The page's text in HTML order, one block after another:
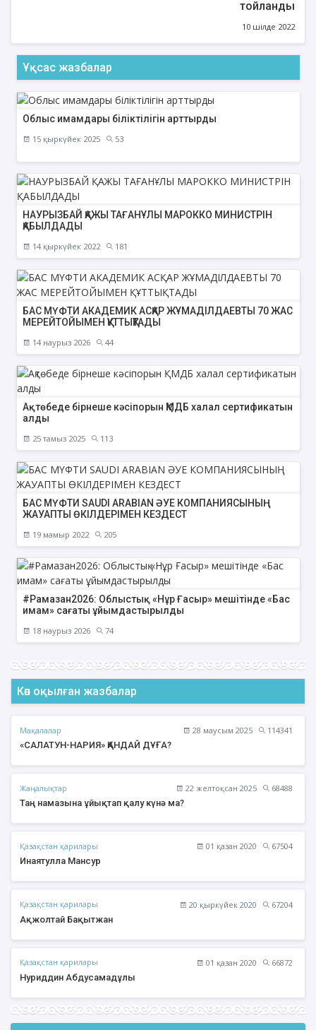
тойланды
10 шілде 2022
Ұқсас жазбалар
Облыс имамдары біліктілігін арттырды
15 қыркүйек 2025 53
НАУРЫЗБАЙ ҚАЖЫ ТАҒАНҰЛЫ МАРОККО МИНИСТРІН
ҚАБЫЛДАДЫ
14 қыркүйек 2022 181
БАС МҮФТИ АКАДЕМИК АСҚАР ЖҰМАДІЛДАЕВТЫ 70 ЖАС
МЕРЕЙТОЙЫМЕН ҚҰТТЫҚТАДЫ
14 наурыз 2026 44
Ақтөбеде бірнеше кәсіпорын ҚМДБ халал сертификатын
алды
25 тамыз 2025 113
БАС МҮФТИ SAUDI ARABIAN ӘУЕ КОМПАНИЯСЫНЫҢ
ЖАУАПТЫ ӨКІЛДЕРІМЕН КЕЗДЕСТ
19 мамыр 2022 205
#Рамазан2026: Облыстық «Нұр Ғасыр» мешітінде «Бас
имам» сағаты ұйымдастырылды
18 наурыз 2026 74
Көп оқылған жазбалар
Мақалалар 28 маусым 2025
114341
«САЛАТУН-НАРИЯ» ҚАНДАЙ ДҰҒА?
Жаңалықтар 22 желтоқсан 2025
68488
Таң намазына ұйықтап қалу күнә ма?
Қазақстан қарилары 01 қазан 2020
67504
Инаятулла Мансур
Қазақстан қарилары 20 қыркүйек 2020
67204
Ақжолтай Бақытжан
Қазақстан қарилары 01 қазан 2020
66872
Нуриддин Абдусамадұлы